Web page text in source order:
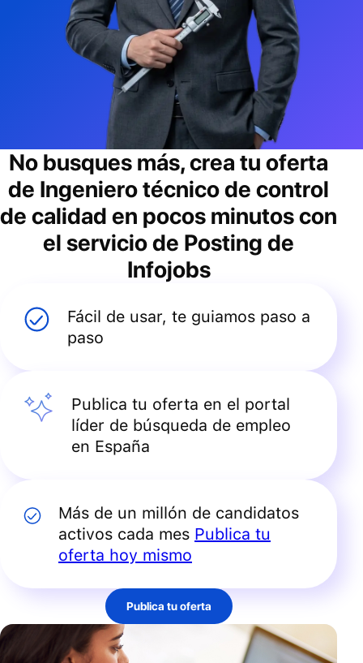
No busques más, crea tu oferta
de Ingeniero técnico de control
de calidad en pocos minutos con
el servicio de Posting de
Infojobs
Fácil de usar, te guiamos paso a
paso
Publica tu oferta en el portal
líder de búsqueda de empleo
en España
Más de un millón de candidatos
activos cada mes Publica tu
oferta hoy mismo
Publica tu oferta